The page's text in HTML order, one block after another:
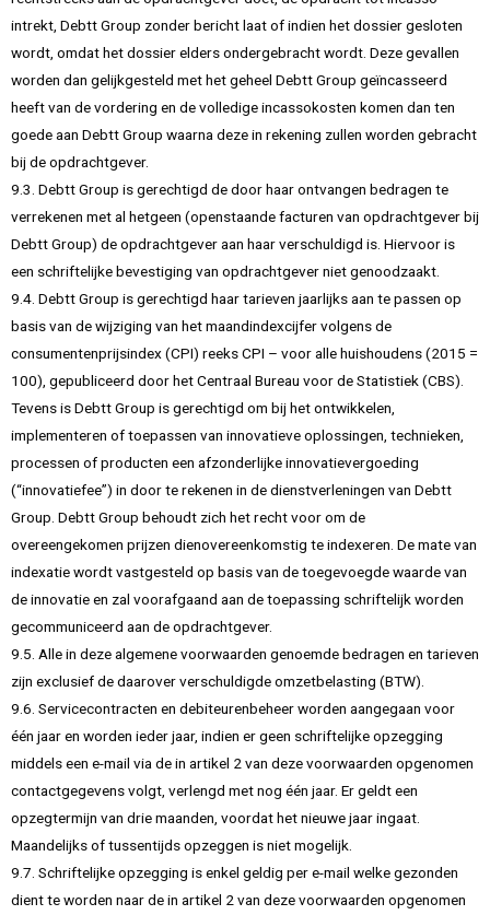
intrekt, Debtt Group zonder bericht laat of indien het dossier gesloten
wordt, omdat het dossier elders ondergebracht wordt. Deze gevallen
worden dan gelijkgesteld met het geheel Debtt Group geïncasseerd
heeft van de vordering en de volledige incassokosten komen dan ten
goede aan Debtt Group waarna deze in rekening zullen worden gebracht
bij de opdrachtgever.
9.3. Debtt Group is gerechtigd de door haar ontvangen bedragen te
verrekenen met al hetgeen (openstaande facturen van opdrachtgever bij
Debtt Group) de opdrachtgever aan haar verschuldigd is. Hiervoor is
een schriftelijke bevestiging van opdrachtgever niet genoodzaakt.
9.4. Debtt Group is gerechtigd haar tarieven jaarlijks aan te passen op
basis van de wijziging van het maandindexcijfer volgens de
consumentenprijsindex (CPI) reeks CPI – voor alle huishoudens (2015 =
100), gepubliceerd door het Centraal Bureau voor de Statistiek (CBS).
Tevens is Debtt Group is gerechtigd om bij het ontwikkelen,
implementeren of toepassen van innovatieve oplossingen, technieken,
processen of producten een afzonderlijke innovatievergoeding
(“innovatiefee”) in door te rekenen in de dienstverleningen van Debtt
Group. Debtt Group behoudt zich het recht voor om de
overeengekomen prijzen dienovereenkomstig te indexeren. De mate van
indexatie wordt vastgesteld op basis van de toegevoegde waarde van
de innovatie en zal voorafgaand aan de toepassing schriftelijk worden
gecommuniceerd aan de opdrachtgever.
9.5. Alle in deze algemene voorwaarden genoemde bedragen en tarieven
zijn exclusief de daarover verschuldigde omzetbelasting (BTW).
9.6. Servicecontracten en debiteurenbeheer worden aangegaan voor
één jaar en worden ieder jaar, indien er geen schriftelijke opzegging
middels een e-mail via de in artikel 2 van deze voorwaarden opgenomen
contactgegevens volgt, verlengd met nog één jaar. Er geldt een
opzegtermijn van drie maanden, voordat het nieuwe jaar ingaat.
Maandelijks of tussentijds opzeggen is niet mogelijk.
9.7. Schriftelijke opzegging is enkel geldig per e-mail welke gezonden
dient te worden naar de in artikel 2 van deze voorwaarden opgenomen